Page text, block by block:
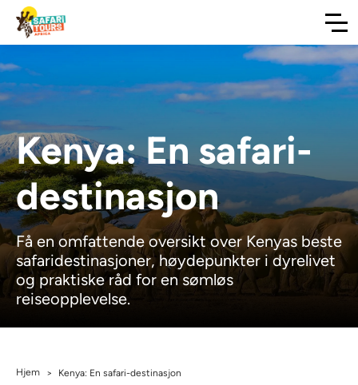
Kenya: En safari-
destinasjon
Få en omfattende oversikt over Kenyas beste
safaridestinasjoner, høydepunkter i dyrelivet
og praktiske råd for en sømløs
reiseopplevelse.
Hjem > Kenya: En safari-destinasjon